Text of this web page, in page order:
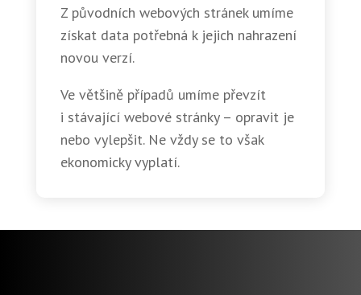
Z původních webových stránek umíme
získat data potřebná k jejich nahrazení
novou verzí.
Ve většině případů umíme převzít
i stávající webové stránky – opravit je
nebo vylepšit. Ne vždy se to však
ekonomicky vyplatí.